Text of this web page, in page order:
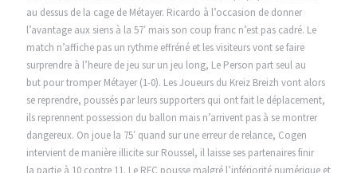
au dessus de la cage de Métayer. Ricardo à l’occasion de donner
l’avantage aux siens à la 57′ mais son coup franc n’est pas cadré. Le
match n’affiche pas un rythme effréné et les visiteurs vont se faire
surprendre à l’heure de jeu sur un jeu long, Le Person part seul au
but pour tromper Métayer (1-0). Les Joueurs du Kreiz Breizh vont alors
se reprendre, poussés par leurs supporters qui ont fait le déplacement,
ils reprennent possession du ballon mais n’arrivent pas à se montrer
dangereux. On joue la 75′ quand sur une erreur de relance, Cogen
intervient de manière illicite sur Roussel, il laisse ses partenaires finir
la partie à 10 contre 11. Le RFC pousse malgré l’infériorité numérique et